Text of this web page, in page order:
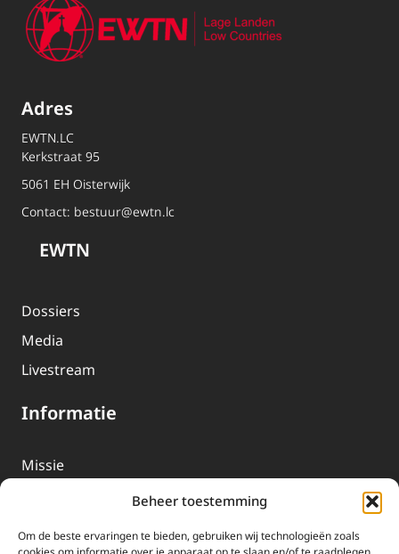
Beheer toestemming
Om de beste ervaringen te bieden, gebruiken wij technologieën zoals
Adres
EWTN.LC
Kerkstraat 95
5061 EH Oisterwijk
Contact: bestuur@ewtn.lc
EWTN
Dossiers
Media
Livestream
Informatie
Missie